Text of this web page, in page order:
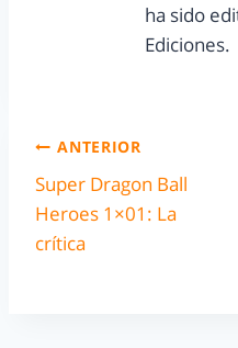
ha sido
Ediciones.
ANTERIOR
Super Dragon Ball
Heroes 1×01: La
crítica